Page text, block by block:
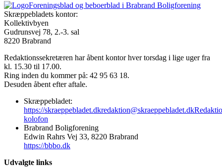
Foreningsblad og beboerblad i Brabrand Boligforening
Skræppebladets kontor:
Kollektivbyen
Gudrunsvej 78, 2.-3. sal
8220 Brabrand
Redaktionssekretæren har åbent kontor hver torsdag i lige uger fra
kl. 15.30 til 17.00.
Ring inden du kommer på: 42 95 63 18.
Desuden åbent efter aftale.
Skræppebladet:
https://skraeppebladet.dkredaktion@skraeppebladet.dk
kolofon
Brabrand Boligforening
Edwin Rahrs Vej 33, 8220 Brabrand
https://bbbo.dk
Udvalgte links